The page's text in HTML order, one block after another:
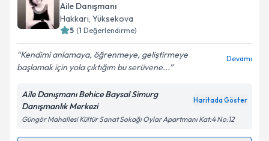
Aile Danışmanı
Hakkari, Yüksekova
5 (1 Değerlendirme)
Kendimi anlamaya, öğrenmeye, geliştirmeye
başlamak için yola çıktığım bu serüvene...
Devamı
Aile Danışmanı Behice Baysal Simurg
Danışmanlık Merkezi
Haritada Göster
Güngör Mahallesi Kültür Sanat Sokağı Oylar Apartmanı Kat:4 No:12